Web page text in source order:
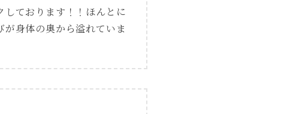
しております！！ほんとに
身体の奥から溢れていま